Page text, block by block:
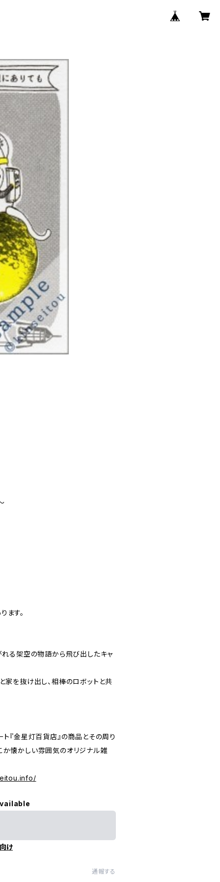
ます。
る架空の物語から飛び出したキャ
家を抜け出し、相棒のロボットと共
『金星灯百貨店』の商品とその周り
か懐かしい雰囲気のオリジナル雑
け
通報する